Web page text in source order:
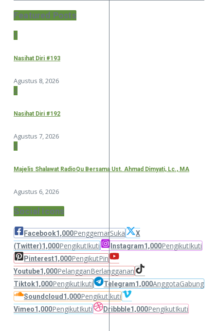
Featured Posts
1
Nasihat Diri #193
Agustus 8, 2026
2
Nasihat Diri #192
Agustus 7, 2026
3
Majelis Shalawat RadioQu Bersama Ust. Ahmad Dimyati, Lc., MA
Agustus 6, 2026
Social Icons
Facebook1,000PenggemarSuka
X
(Twitter)1,000PengikutIkuti Instagram1,000PengikutIkuti
Pinterest1,000PengikutPin
Youtube1,000PelangganBerlangganan
Tiktok1,000PengikutIkuti Telegram1,000AnggotaGabung
Soundcloud 1,000PengikutIkuti
Vimeo1,000PengikutIkuti Dribbble1,000PengikutIkuti